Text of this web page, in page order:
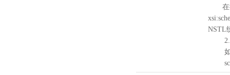
在待
NSTL
2.
如需